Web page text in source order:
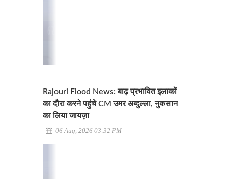
Rajouri Flood News: बाढ़ प्रभावित इलाकों
का दौरा करने पहुंचे CM उमर अब्दुल्ला, नुकसान
का लिया जायज़ा
06 Aug, 2026 03:32 PM